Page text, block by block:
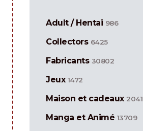
Adult / Hentai 986
Collectors 6425
Fabricants 30802
Jeux 1472
Maison et cadeaux 2041
Manga et Animé 13709